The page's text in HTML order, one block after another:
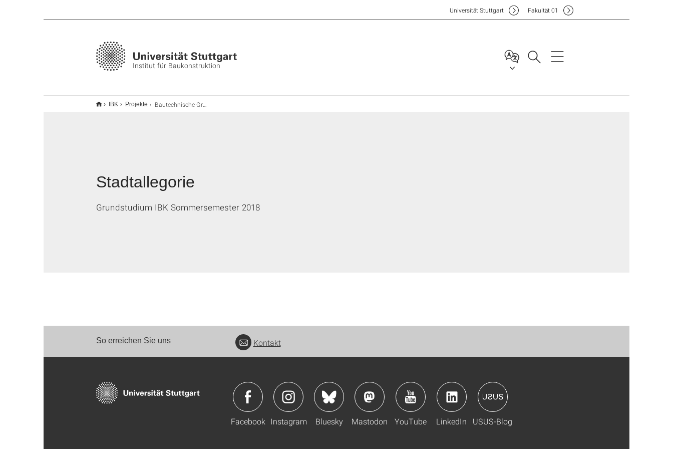
Institut für Baukonstruktion
Universität Stuttgart Fakultät01
IBK Projekte Bautechnische Grundlagen '18
Stadtallegorie
Grundstudium IBK Sommersemester 2018
So erreichen Sie uns Kontakt
Facebook Instagram Bluesky Mastodon YouTube LinkedIn USUS-Blog